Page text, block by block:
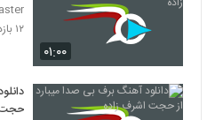
۰۱:۰۰
۱۲ بازدید
حجت